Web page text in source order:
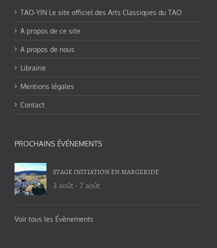
TAO-YIN Le site officiel des Arts Classiques du TAO
A propos de ce site
A propos de nous
Librairie
Mentions légales
Contact
PROCHAINS ÉVÉNEMENTS
STAGE INITIATION EN MARGERIDE
3 août - 7 août
Voir tous les Évènements